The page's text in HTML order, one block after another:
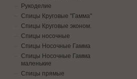
Рукоделие
Спицы Круговые "Гамма"
Спицы Круговые эконом.
Спицы носочные
Спицы Носочные Гамма
Спицы Носочные Гамма
маленькие
Спицы прямые